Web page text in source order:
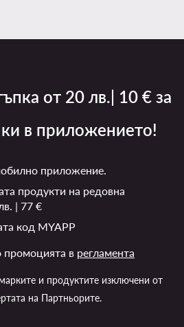
от 20 лв.| 10 € за
в приложението!
приложение.
продукти на редовна
| 77 €
код MYAPP
промоцията в регламента
и продуктите изключени от
на Партньорите.